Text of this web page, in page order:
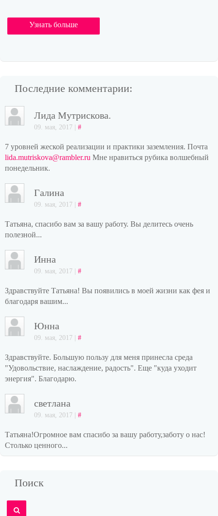
Узнать больше
Последние комментарии:
Лида Мутрискова.
09. мая, 2017 | #
7 уровней жеской реализации и практики заземления. Почта
lida.mutriskova@rambler.ru Мне нравиться рубика волшебный
понедельник.
Галина
09. мая, 2017 | #
Татьяна, спасибо вам за вашу работу. Вы делитесь очень
полезной...
Инна
09. мая, 2017 | #
Здравствуйте Татьяна! Вы появились в моей жизни как фея и
благодаря вашим...
Юнна
09. мая, 2017 | #
Здравствуйте. Большую пользу для меня принесла среда
"Удовольствие, наслаждение, радость". Еще "куда уходит
энергия". Благодарю.
светлана
09. мая, 2017 | #
Татьяна!Огромное вам спасибо за вашу работу,заботу о нас!
Столько ценного...
Поиск